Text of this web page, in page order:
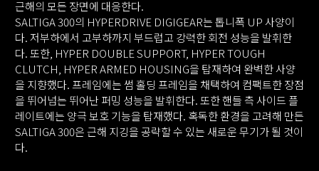
근해의 모든 장면에 대응한다.
SALTIGA 300의 HYPERDRIVE DIGIGEAR는 톱니폭 UP 사양이
다. 저부하에서 고부하까지 부드럽고 강력한 회전 성능을 발휘한
다. 또한, HYPER DOUBLE SUPPORT, HYPER TOUGH
CLUTCH, HYPER ARMED HOUSING을 탑재하여 완벽한 사양
을 지향했다. 프레임에는 썸 홀딩 프레임을 채택하여 컴팩트한 장점
을 뛰어넘는 뛰어난 퍼밍 성능을 발휘한다. 또한 핸들 측 사이드 플
레이트에는 양극 보호 기능을 탑재했다. 혹독한 환경을 고려해 만든
SALTIGA 300은 근해 지깅을 공략할 수 있는 새로운 무기가 될 것이
다.